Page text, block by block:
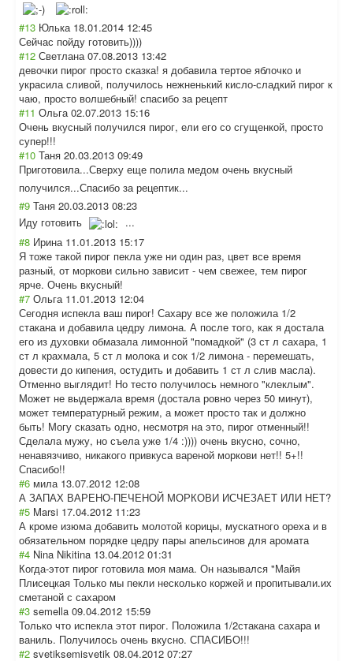
#13 Юлька 18.01.2014 12:45
Сейчас пойду готовить))))
#12 Светлана 07.08.2013 13:42
девочки пирог просто сказка! я добавила тертое яблочко и
украсила сливой, получилось нежненький кисло-сладкий пирог к
чаю, просто волшебный! спасибо за рецепт
#11 Ольга 02.07.2013 15:16
Очень вкусный получился пирог, ели его со сгущенкой, просто
супер!!!
#10 Таня 20.03.2013 09:49
Приготовила...Сверху еще полила медом очень вкусный
получился...Спасибо за рецептик...
#9 Таня 20.03.2013 08:23
Иду готовить
...
#8 Ирина 11.01.2013 15:17
Я тоже такой пирог пекла уже ни один раз, цвет все время
разный, от моркови сильно зависит - чем свежее, тем пирог
ярче. Очень вкусный!
#7 Ольга 11.01.2013 12:04
Сегодня испекла ваш пирог! Сахару все же положила 1/2
стакана и добавила цедру лимона. А после того, как я достала
его из духовки обмазала лимонной "помадкой" (3 ст л сахара, 1
ст л крахмала, 5 ст л молока и сок 1/2 лимона - перемешать,
довести до кипения, остудить и добавить 1 ст л слив масла).
Отменно выглядит! Но тесто получилось немного "клеклым".
Может не выдержала время (достала ровно через 50 минут),
может температурный режим, а может просто так и должно
быть! Могу сказать одно, несмотря на это, пирог отменный!!
Сделала мужу, но съела уже 1/4 :)))) очень вкусно, сочно,
ненавязчиво, никакого привкуса вареной моркови нет!! 5+!!
Спасибо!!
#6 мила 13.07.2012 12:08
А ЗАПАХ ВАРЕНО-ПЕЧЕНОЙ МОРКОВИ ИСЧЕЗАЕТ ИЛИ НЕТ?
#5 Marsi 17.04.2012 11:23
А кроме изюма добавить молотой корицы, мускатного ореха и в
обязательном порядке цедру пары апельсинов для аромата
#4 Nina Nikitina 13.04.2012 01:31
Когда-этот пирог готовила моя мама. Он назывался "Майя
Плисецкая Только мы пекли несколько коржей и пропитывали.их
сметаной с сахаром
#3 semella 09.04.2012 15:59
Только что испекла этот пирог. Положила 1/2стакана сахара и
ваниль. Получилось очень вкусно. СПАСИБО!!!
#2 svetiksemisvetik 08.04.2012 07:27